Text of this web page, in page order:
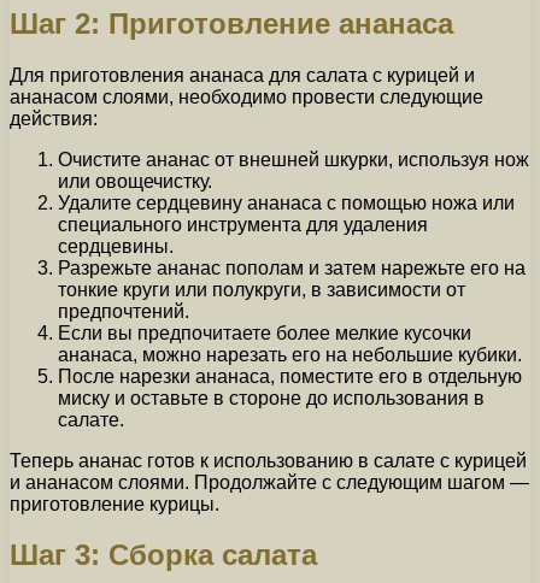
Шаг 2: Приготовление ананаса
Для приготовления ананаса для салата с курицей и
ананасом слоями, необходимо провести следующие
действия:
Очистите ананас от внешней шкурки, используя нож
или овощечистку.
Удалите сердцевину ананаса с помощью ножа или
специального инструмента для удаления
сердцевины.
Разрежьте ананас пополам и затем нарежьте его на
тонкие круги или полукруги, в зависимости от
предпочтений.
Если вы предпочитаете более мелкие кусочки
ананаса, можно нарезать его на небольшие кубики.
После нарезки ананаса, поместите его в отдельную
миску и оставьте в стороне до использования в
салате.
Теперь ананас готов к использованию в салате с курицей
и ананасом слоями. Продолжайте с следующим шагом —
приготовление курицы.
Шаг 3: Сборка салата